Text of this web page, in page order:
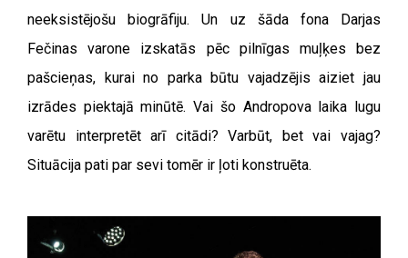
neeksistējošu biogrāfiju. Un uz šāda fona Darjas
Fečinas varone izskatās pēc pilnīgas muļķes bez
pašcieņas, kurai no parka būtu vajadzējis aiziet jau
izrādes piektajā minūtē. Vai šo Andropova laika lugu
varētu interpretēt arī citādi? Varbūt, bet vai vajag?
Situācija pati par sevi tomēr ir ļoti konstruēta.